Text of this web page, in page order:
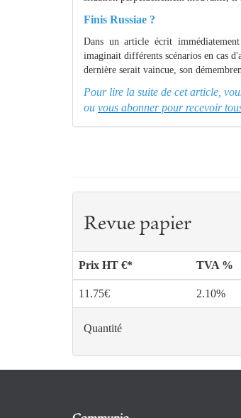
Finis Russiae ?
Dans un article écrit
imaginait différents scénarios en cas
dernière serait vaincue, son
Pour lire la suite de cet article,
ou vous abonner pour recevoir
Revue papier
Prix HT €* TVA %
11.75€ 2.10%
Quantité